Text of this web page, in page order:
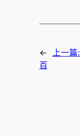
← 上一篇:
百